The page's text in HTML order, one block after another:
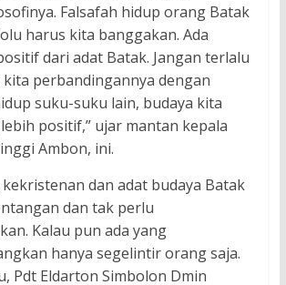
Falsafah hidup orang Batak
harus kita banggakan. Ada
dari adat Batak. Jangan terlalu
kita perbandingannya dengan
suku-suku lain, budaya kita
positif,” ujar mantan kepala
Ambon, ini.
dan adat budaya Batak
dan tak perlu
Kalau pun ada yang
hanya segelintir orang saja.
Pdt Eldarton Simbolon Dmin